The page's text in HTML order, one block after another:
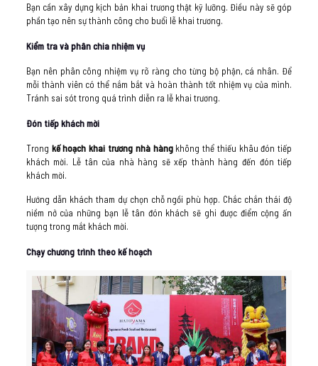
Bạn cần xây dựng kịch bản khai trương thật kỹ lưỡng. Điều này sẽ góp
phần tạo nên sự thành công cho buổi lễ khai trương.
Kiểm tra và phân chia nhiệm vụ
Bạn nên phân công nhiệm vụ rõ ràng cho từng bộ phận, cá nhân. Để
mỗi thành viên có thể nắm bắt và hoàn thành tốt nhiệm vụ của mình.
Tránh sai sót trong quá trình diễn ra lễ khai trương.
Đón tiếp khách mời
Trong kế hoạch khai trương nhà hàng không thể thiếu khâu đón tiếp
khách mời. Lễ tân của nhà hàng sẽ xếp thành hàng đến đón tiếp
khách mời.
Hướng dẫn khách tham dự chọn chỗ ngồi phù hợp. Chắc chắn thái độ
niềm nở của những bạn lễ tân đón khách sẽ ghi được điểm cộng ấn
tượng trong mắt khách mời.
Chạy chương trình theo kế hoạch